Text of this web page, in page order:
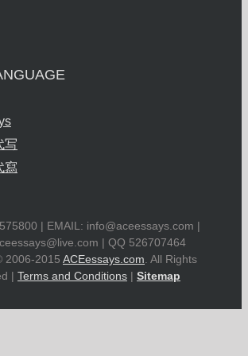
写
寫
| EMAIL: info@aceessays.com |
| QQ 526707464
2006-2015 ACEessays.com . All Rights
| Terms and Conditions | Sitemap